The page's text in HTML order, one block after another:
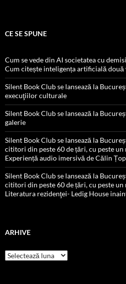
CE SE SPUNE
Cum se vede din AI societatea cu
Cum citește inteligența artificială două
Silent Book Club se lansează la
execuţiilor culturale
Silent Book Club se lansează la
galerie
Silent Book Club se lansează la
cititori din peste 60 de țări, cu peste
Experiență audio imersivă de Călin
Silent Book Club se lansează la
cititori din peste 60 de țări, cu peste
Literatura rezidenţei- Ledig House
ARHIVE
Arhive